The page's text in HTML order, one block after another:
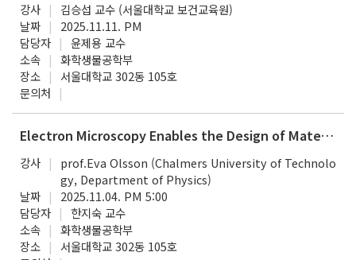
강사
김승섭 교수 (서울대학교 보건교육원)
날짜
2025.11.11. PM
담당자
윤제용 교수
소속
화학생물공학부
장소
서울대학교 302동 105호
문의처
Electron Microscopy Enables the Design of Materials For Tomorrow
강사
prof.Eva Olsson (Chalmers University of Technolo
gy, Department of Physics)
날짜
2025.11.04. PM 5:00
담당자
한지숙 교수
소속
화학생물공학부
장소
서울대학교 302동 105호